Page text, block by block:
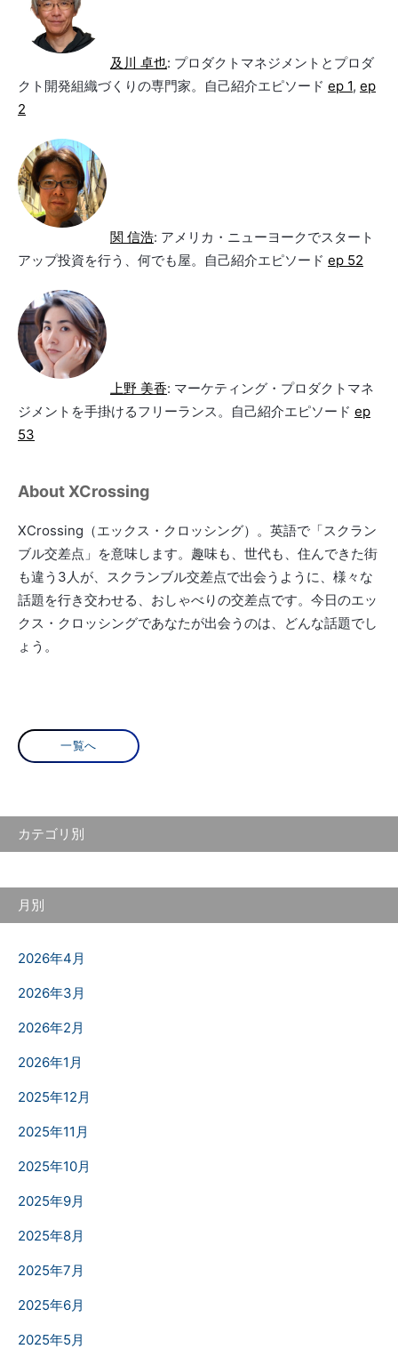
及川 卓也: プロダクトマネジメントとプロダ
クト開発組織づくりの専門家。自己紹介エピソード ep 1, ep
2
関 信浩: アメリカ・ニューヨークでスタート
アップ投資を行う、何でも屋。自己紹介エピソード ep 52
上野 美香: マーケティング・プロダクトマネ
ジメントを手掛けるフリーランス。自己紹介エピソード ep
53
About XCrossing
XCrossing（エックス・クロッシング）。英語で「スクラン
ブル交差点」を意味します。趣味も、世代も、住んできた街
も違う3人が、スクランブル交差点で出会うように、様々な
話題を行き交わせる、おしゃべりの交差点です。今日のエッ
クス・クロッシングであなたが出会うのは、どんな話題でし
ょう。
一覧へ
カテゴリ別
月別
2026年4月
2026年3月
2026年2月
2026年1月
2025年12月
2025年11月
2025年10月
2025年9月
2025年8月
2025年7月
2025年6月
2025年5月